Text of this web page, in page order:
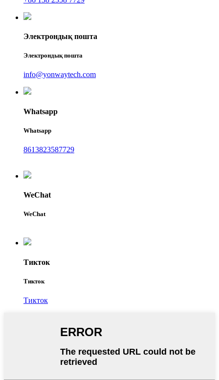
Электрондық пошта
Электрондық пошта
info@yonwaytech.com
Whatsapp
Whatsapp
8613823587729
WeChat
WeChat
Тикток
Тикток
Тикток